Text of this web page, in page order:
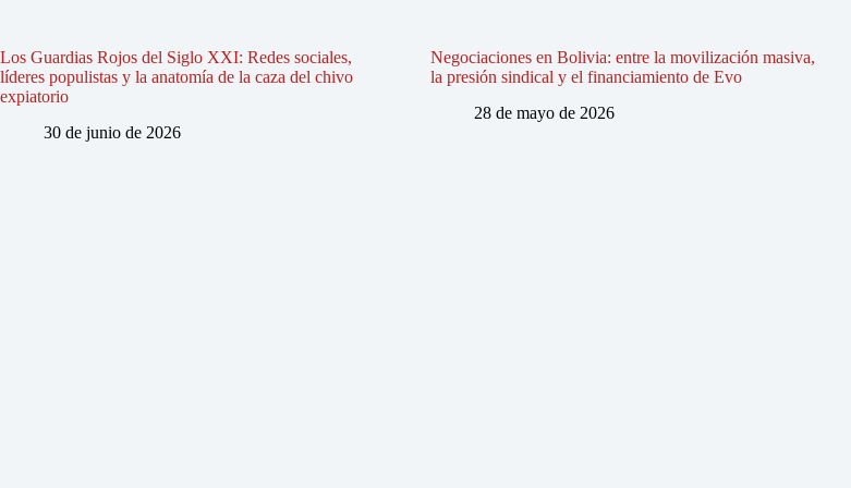
Los Guardias Rojos del Siglo XXI: Redes sociales,
líderes populistas y la anatomía de la caza del chivo
expiatorio
30 de junio de 2026
Negociaciones en Bolivia: entre la movilización masiva,
la presión sindical y el financiamiento de Evo
28 de mayo de 2026